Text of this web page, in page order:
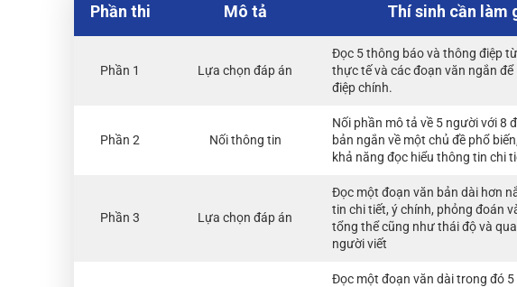
Phần thi Mô tả Thí sinh cần làm
Phần 1 Lựa chọn đáp án
Đọc 5 thông báo và thông điệp
thực tế và các đoạn văn ngắn để
điệp chính.
Phần 2 Nối thông tin
Nối phần mô tả về 5 người với 8
bản ngắn về một chủ đề phổ
khả năng đọc hiểu thông tin chi
Phần 3 Lựa chọn đáp án
Đọc một đoạn văn bản dài hơn
tin chi tiết, ý chính, phỏng đoán
tổng thể cũng như thái độ và
người viết
Đọc một đoạn văn dài trong đó 5